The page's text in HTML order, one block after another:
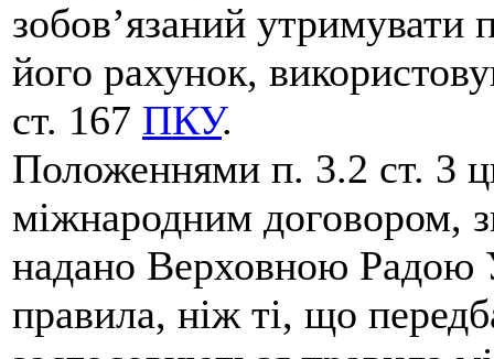
зобов’язаний утримувати
його рахунок,
ст. 167 ПКУ.
Положеннями п. 3.2 ст. 3
міжнародним договором,
надано Верховною Радою
правила, ніж ті, що